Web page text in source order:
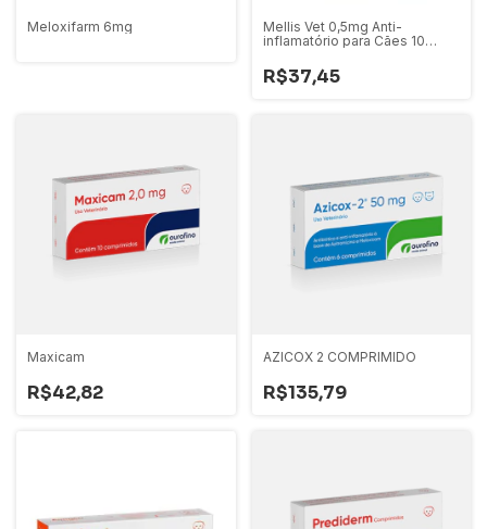
Meloxifarm 6mg
Mellis Vet 0,5mg Anti-
inflamatório para Cães 10
R$37,45
Maxicam
R$42,82
AZICOX 2 COMPRIMIDO
R$135,79